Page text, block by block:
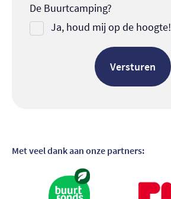
De Buurtcamping?
Ja, houd mij op de hoogte!
Met veel dank aan onze partners:
Bezoek partner